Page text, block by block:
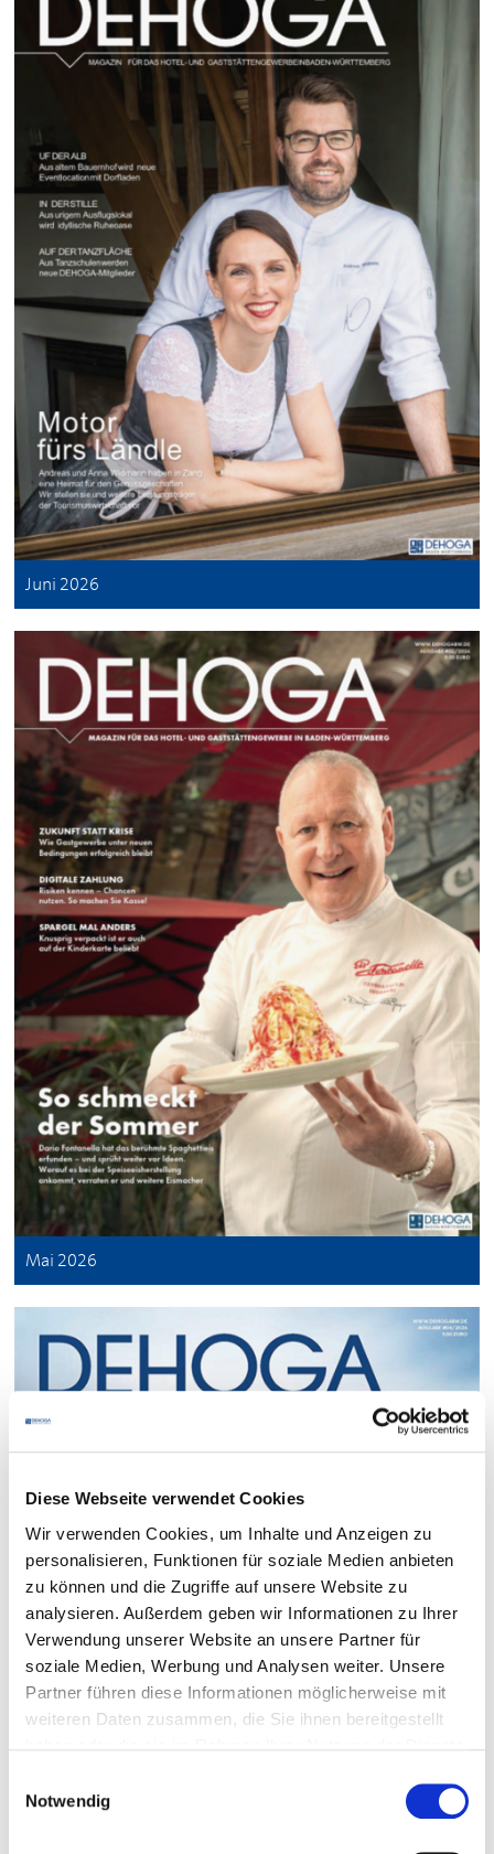
Diese Webseite verwendet Cookies
Wir verwenden Cookies, um Inhalte und Anzeigen zu
personalisieren, Funktionen für soziale Medien anbieten
zu können und die Zugriffe auf unsere Website zu
analysieren. Außerdem geben wir Informationen zu Ihrer
Verwendung unserer Website an unsere Partner für
soziale Medien, Werbung und Analysen weiter. Unsere
Partner führen diese Informationen möglicherweise mit
weiteren Daten zusammen, die Sie ihnen bereitgestellt
Notwendig
Juni 2026
Mai 2026